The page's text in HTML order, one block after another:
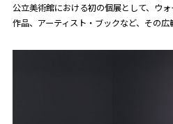
公立美術館における初の個展として、ウ
作品、アーティスト・ブックなど、その広